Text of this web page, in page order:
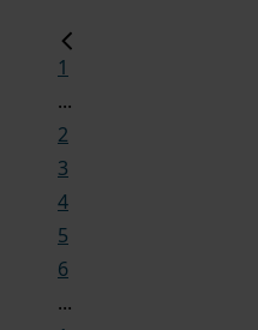
1
...
2
3
4
5
6
...